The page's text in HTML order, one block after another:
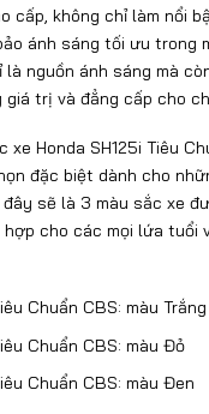
cấp, không chỉ làm nổi
ánh sáng tối ưu trong
nguồn ánh sáng mà
giá trị và đẳng cấp cho
xe Honda SH125i Tiêu
đặc biệt dành cho
sẽ là 3 màu sắc xe
cho các mọi lứa tuổi
Chuẩn CBS: màu Trắng
Chuẩn CBS: màu Đỏ
Chuẩn CBS: màu Đen